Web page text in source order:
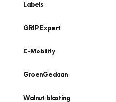
Labels
GRIP Expert
E-Mobility
GroenGedaan
Walnut blasting